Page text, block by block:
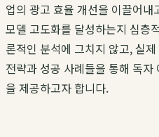
업의 광고 효율 개선을 이끌어내
모델 고도화를 달성하는지 심층
론적인 분석에 그치지 않고, 실
전략과 성공 사례들을 통해 독
을 제공하고자 합니다.